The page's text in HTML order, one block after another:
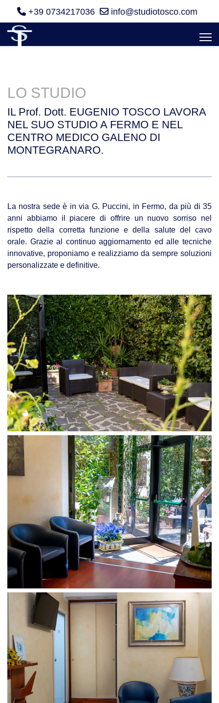
+39 0734217036 info@studiotosco.com
LO STUDIO
IL Prof. Dott. EUGENIO TOSCO LAVORA
NEL SUO STUDIO A FERMO E NEL
CENTRO MEDICO GALENO DI
MONTEGRANARO.
La nostra sede è in via G. Puccini, in Fermo, da più di 35
anni abbiamo il piacere di offrire un nuovo sorriso nel
rispetto della corretta funzione e della salute del cavo
orale. Grazie al continuo aggiornamento ed alle tecniche
innovative, proponiamo e realizziamo da sempre soluzioni
personalizzate e definitive.